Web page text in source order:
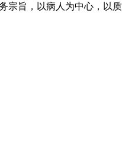
宗旨，以病人为中心，以